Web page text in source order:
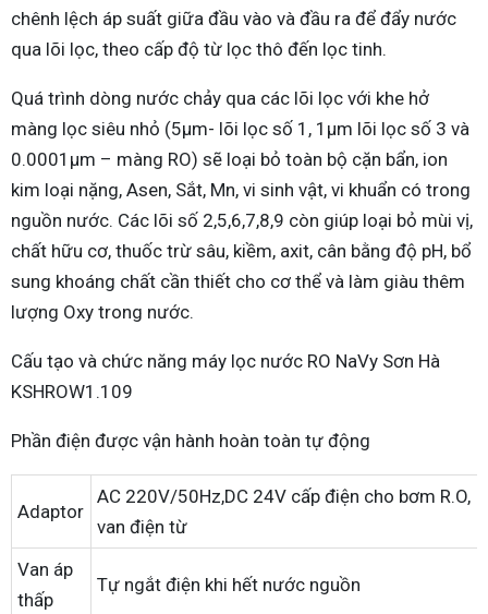
chênh lệch áp suất giữa đầu vào và đầu ra để đẩy nước
qua lõi lọc, theo cấp độ từ lọc thô đến lọc tinh.
Quá trình dòng nước chảy qua các lõi lọc với khe hở
màng lọc siêu nhỏ (5µm- lõi lọc số 1, 1µm lõi lọc số 3 và
0.0001µm – màng RO) sẽ loại bỏ toàn bộ cặn bẩn, ion
kim loại nặng, Asen, Sắt, Mn, vi sinh vật, vi khuẩn có trong
nguồn nước. Các lõi số 2,5,6,7,8,9 còn giúp loại bỏ mùi vị,
chất hữu cơ, thuốc trừ sâu, kiềm, axit, cân bằng độ pH, bổ
sung khoáng chất cần thiết cho cơ thể và làm giàu thêm
lượng Oxy trong nước.
Cấu tạo và chức năng máy lọc nước RO NaVy Sơn Hà
KSHROW1.109
Phần điện được vận hành hoàn toàn tự động
Adaptor
AC 220V/50Hz,DC 24V cấp điện cho bơm R.O,
van điện từ
Van áp
thấp
Tự ngắt điện khi hết nước nguồn